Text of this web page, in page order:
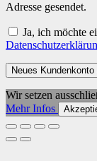
Adresse gesendet.
Ja, ich möchte
Neues Kundenkonto
Wir setzen
Mehr Infos